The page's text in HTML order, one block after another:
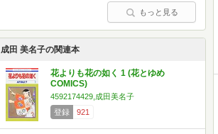
もっと見る
成田 美名子の関連本
花よりも花の如く 1 (花とゆめ
COMICS)
4592174429,成田美名子
登録
921